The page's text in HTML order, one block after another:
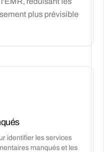
plus prévisible
identifier les services
manqués et les